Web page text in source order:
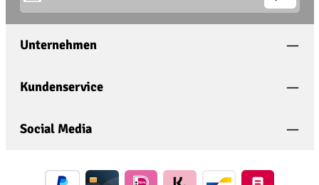
Datenschutz
Ich habe die
bin mit ihnen einverstanden.
Die mit einem Stern (*) markierten Felder sind
Unternehmen
Kundenservice
Social Media